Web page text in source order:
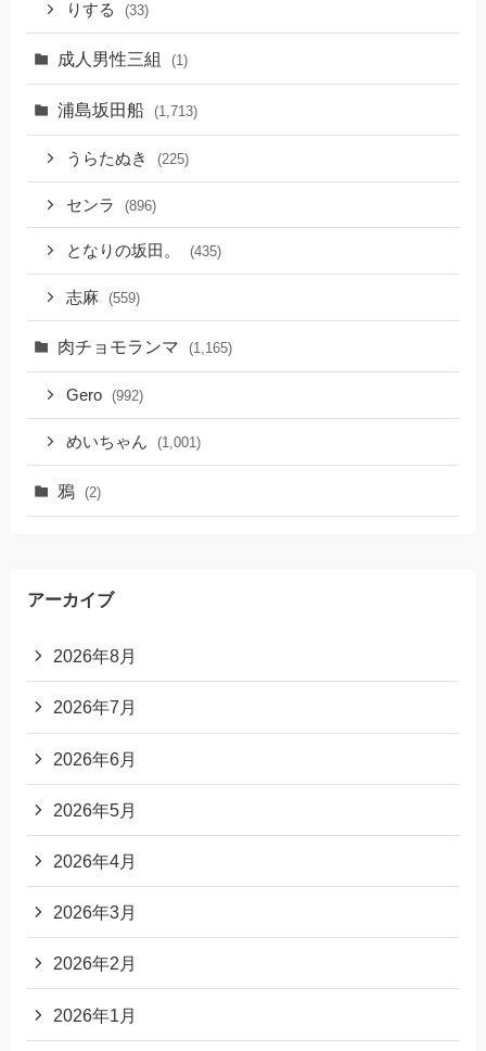
りする (33)
成人男性三組 (1)
浦島坂田船 (1,713)
うらたぬき (225)
センラ (896)
となりの坂田。 (435)
志麻 (559)
肉チョモランマ (1,165)
Gero (992)
めいちゃん (1,001)
鴉 (2)
アーカイブ
2026年8月
2026年7月
2026年6月
2026年5月
2026年4月
2026年3月
2026年2月
2026年1月